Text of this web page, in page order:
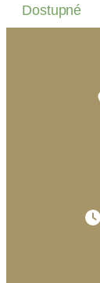
Dostupné